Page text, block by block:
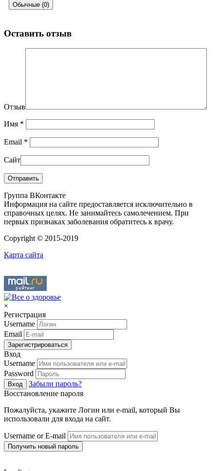
Обычные (0)
Оставить отзыв
Отзыв
Имя *
Email *
Сайт
Группа ВКонтакте
Информация на сайте предоставляется исключительно в
справочных целях. Не занимайтесь самолечением. При
первых признаках заболевания обратитесь к врачу.
Copyright © 2015-2019
Карта сайта
×
Регистрация
Username
Email
Зарегистрироваться
Вход
Username
Password
Вход
Забыли пароль?
Восстановление пароля
Пожалуйста, укажите Логин или e-mail, который Вы
использовали для входа на сайт.
Username or E-mail
Получить новый пароль